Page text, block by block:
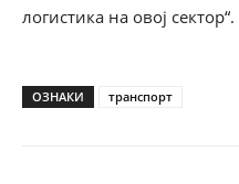
логистика на овој сектор“.
ОЗНАКИ транспорт